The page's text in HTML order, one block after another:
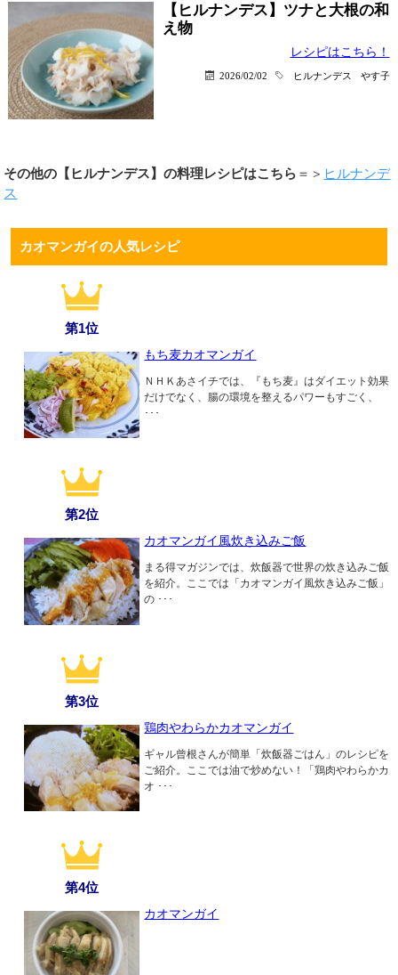
【ヒルナンデス】ツナと大根の和
え物
レシピはこちら！
2026/02/02 ヒルナンデス やす子
その他の【ヒルナンデス】の料理レシピはこちら ＝＞ ヒルナンデ
ス
カオマンガイの人気レシピ
第1位
もち麦カオマンガイ
ＮＨＫあさイチでは、『もち麦』はダイエット効果
だけでなく、腸の環境を整えるパワーもすごく、
･･･
第2位
カオマンガイ風炊き込みご飯
まる得マガジンでは、炊飯器で世界の炊き込みご飯
を紹介。ここでは「カオマンガイ風炊き込みご飯」
の ･･･
第3位
鶏肉やわらかカオマンガイ
ギャル曾根さんが簡単「炊飯器ごはん」のレシピを
ご紹介。ここでは油で炒めない！「鶏肉やわらかカ
オ ･･･
第4位
カオマンガイ